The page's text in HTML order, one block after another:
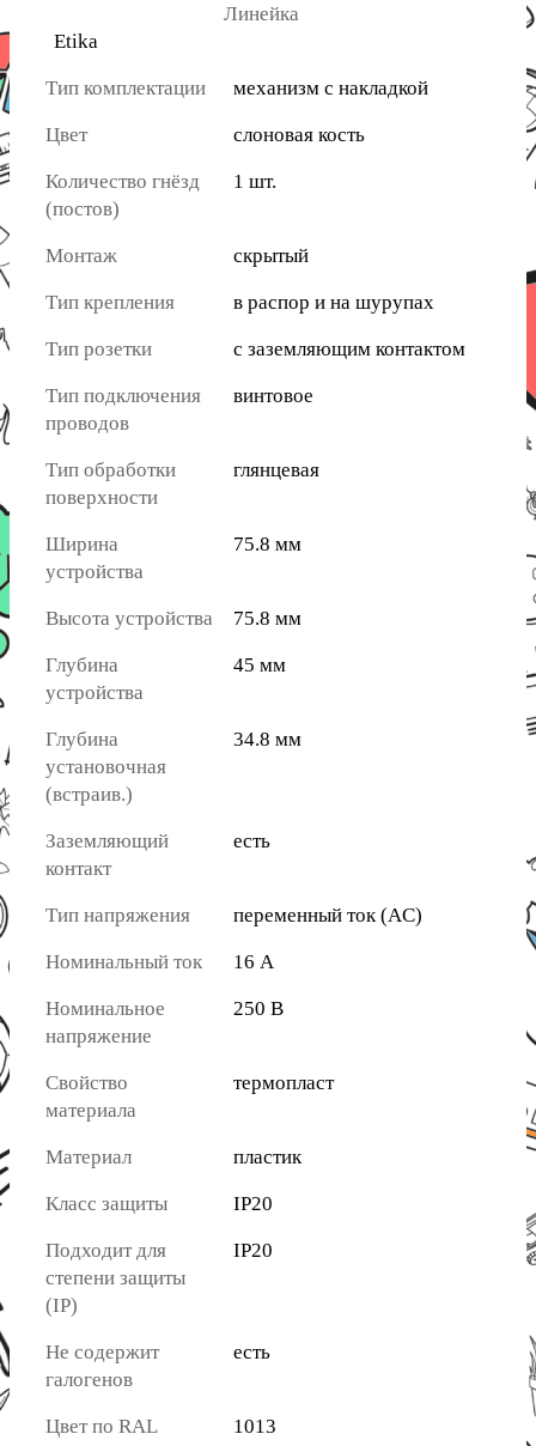
Линейка
Etika
Тип комплектации механизм с накладкой
Цвет слоновая кость
Количество гнёзд
(постов)
1 шт.
Монтаж скрытый
Тип крепления в распор и на шурупах
Тип розетки с заземляющим контактом
Тип подключения
проводов
винтовое
Тип обработки
поверхности
глянцевая
Ширина
устройства
75.8 мм
Высота устройства 75.8 мм
Глубина
устройства
45 мм
Глубина
установочная
(встраив.)
34.8 мм
Заземляющий
контакт
есть
Тип напряжения переменный ток (AC)
Номинальный ток 16 А
Номинальное
напряжение
250 В
Свойство
материала
термопласт
Материал пластик
Класс защиты IP20
Подходит для
степени защиты
(IP)
IP20
Не содержит
галогенов
есть
Цвет по RAL 1013